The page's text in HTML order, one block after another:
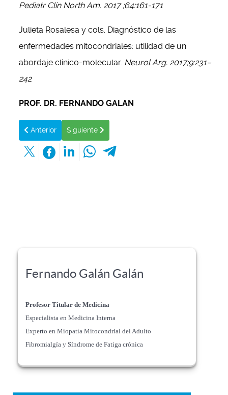
Pediatr Clin North Am. 2017 ;64:161-171
Julieta Rosalesa y cols. Diagnóstico de las
enfermedades mitocondriales: utilidad de un
abordaje clínico-molecular. Neurol Arg. 2017;9:231–
242
PROF. DR. FERNANDO GALAN
Artículo anterior: TERAPIA ENFERMEDAD MITOCONDRIAL:
Anterior Artículo siguiente: AYUDA PARA ENTENDER LA
Siguiente
Fernando Galán Galán
Profesor Titular de Medicina
Especialista en Medicina Interna
Experto en Miopatía Mitocondrial del Adulto
Fibromialgía y Síndrome de Fatiga crónica